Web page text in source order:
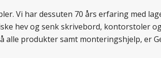
Vi har dessuten 70 års erfaring med
hev og senk skrivebord, kontorstoler
produkter samt monteringshjelp, er